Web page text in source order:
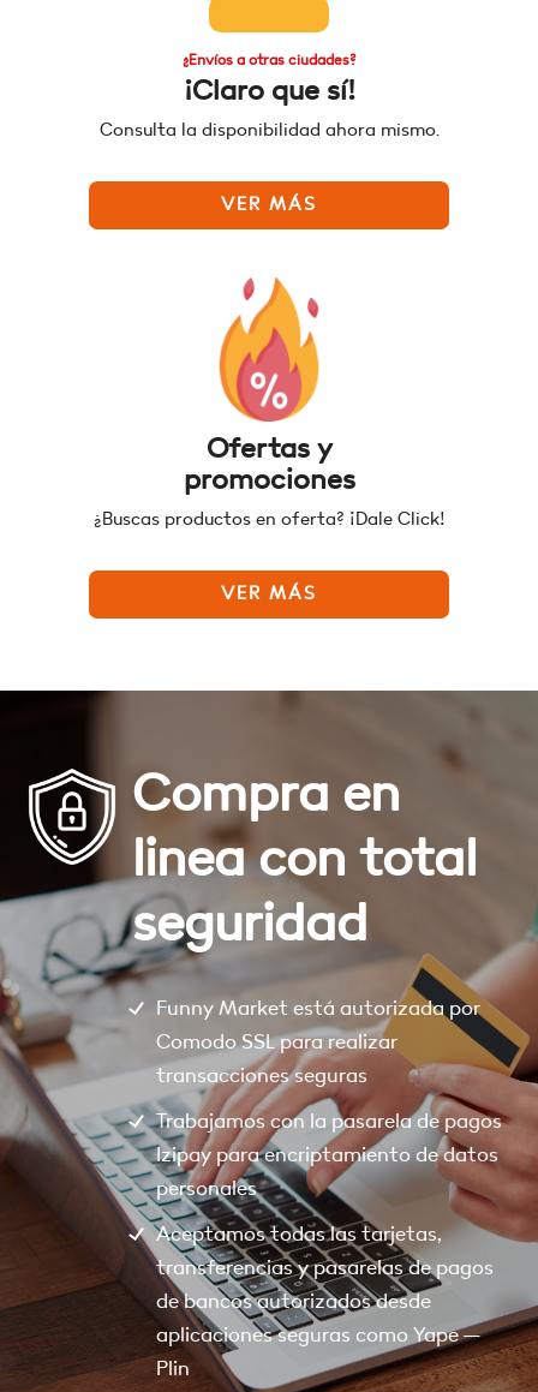
¿Envíos a otras ciudades?
¡Claro que sí!
Consulta la disponibilidad ahora mismo.
VER MÁS
Ofertas y
promociones
¿Buscas productos en oferta? ¡Dale Click!
VER MÁS
Compra en
linea con total
seguridad
Funny Market está autorizada por
Comodo SSL para realizar
transacciones seguras
Trabajamos con la pasarela de pagos
Izipay para encriptamiento de datos
personales
Aceptamos todas las tarjetas,
transferencias y pasarelas de pagos
de bancos autorizados desde
aplicaciones seguras como Yape –
Plin